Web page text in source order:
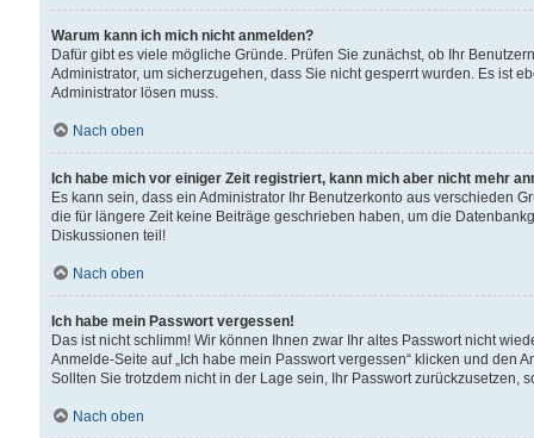
Warum kann ich mich nicht anmelden?
Dafür gibt es viele mögliche Gründe. Prüfen Sie zunächst, ob Ihr
Administrator, um sicherzugehen, dass Sie nicht gesperrt wurden. Es ist
Administrator lösen muss.
Nach oben
Ich habe mich vor einiger Zeit registriert, kann mich aber nicht mehr
Es kann sein, dass ein Administrator Ihr Benutzerkonto aus verschieden
die für längere Zeit keine Beiträge geschrieben haben, um die
Diskussionen teil!
Nach oben
Ich habe mein Passwort vergessen!
Das ist nicht schlimm! Wir können Ihnen zwar Ihr altes Passwort nicht
Anmelde-Seite auf „Ich habe mein Passwort vergessen“ klicken und
Sollten Sie trotzdem nicht in der Lage sein, Ihr Passwort zurückzusetzen,
Nach oben